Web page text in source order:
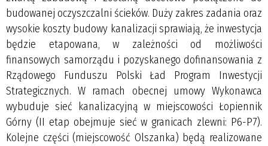
budowanej oczyszczalni ścieków. Duży zakres zadania oraz
wysokie koszty budowy kanalizacji sprawiają, że inwestycja
będzie etapowana, w zależności od możliwości
finansowych samorządu i pozyskanego dofinansowania z
Rządowego Funduszu Polski Ład Program Inwestycji
Strategicznych. W ramach obecnej umowy Wykonawca
wybuduje sieć kanalizacyjną w miejscowości Łopiennik
Górny (II etap obejmuje sieć w granicach zlewni: P6-P7).
Kolejne części (miejscowość Olszanka) będą realizowane